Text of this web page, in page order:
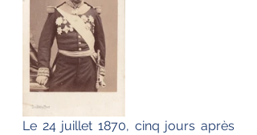
Le 24 juillet 1870, cinq jours après